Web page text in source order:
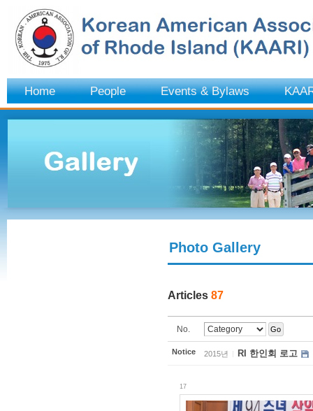
Home People Events & Bylaws
Photo Gallery
Articles 87
No. Go
Notice 2015년 RI 한인회 로고
17